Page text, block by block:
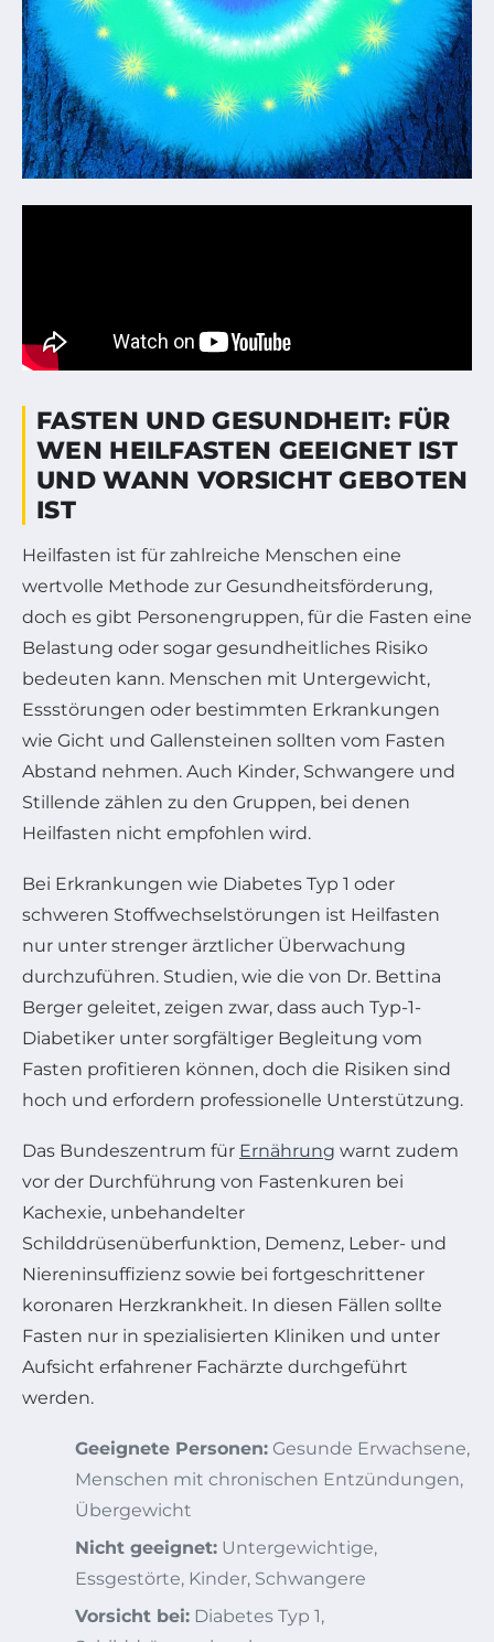
FASTEN UND GESUNDHEIT: FÜR
WEN HEILFASTEN GEEIGNET IST
UND WANN VORSICHT GEBOTEN
IST
Heilfasten ist für zahlreiche Menschen eine
wertvolle Methode zur Gesundheitsförderung,
doch es gibt Personengruppen, für die Fasten eine
Belastung oder sogar gesundheitliches Risiko
bedeuten kann. Menschen mit Untergewicht,
Essstörungen oder bestimmten Erkrankungen
wie Gicht und Gallensteinen sollten vom Fasten
Abstand nehmen. Auch Kinder, Schwangere und
Stillende zählen zu den Gruppen, bei denen
Heilfasten nicht empfohlen wird.
Bei Erkrankungen wie Diabetes Typ 1 oder
schweren Stoffwechselstörungen ist Heilfasten
nur unter strenger ärztlicher Überwachung
durchzuführen. Studien, wie die von Dr. Bettina
Berger geleitet, zeigen zwar, dass auch Typ-1-
Diabetiker unter sorgfältiger Begleitung vom
Fasten profitieren können, doch die Risiken sind
hoch und erfordern professionelle Unterstützung.
Das Bundeszentrum für Ernährung warnt zudem
vor der Durchführung von Fastenkuren bei
Kachexie, unbehandelter
Schilddrüsenüberfunktion, Demenz, Leber- und
Niereninsuffizienz sowie bei fortgeschrittener
koronaren Herzkrankheit. In diesen Fällen sollte
Fasten nur in spezialisierten Kliniken und unter
Aufsicht erfahrener Fachärzte durchgeführt
werden.
Geeignete Personen: Gesunde Erwachsene,
Menschen mit chronischen Entzündungen,
Übergewicht
Nicht geeignet: Untergewichtige,
Essgestörte, Kinder, Schwangere
Vorsicht bei: Diabetes Typ 1,